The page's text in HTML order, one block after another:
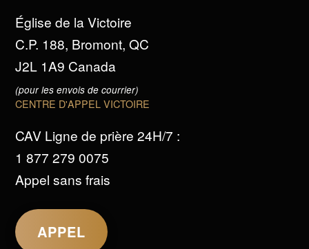
Église de la Victoire
C.P. 188, Bromont, QC
J2L 1A9 Canada
(pour les envois de courrier)
CENTRE D'APPEL VICTOIRE
CAV Ligne de prière 24H/7 :
1 877 279 0075
Appel sans frais
APPEL